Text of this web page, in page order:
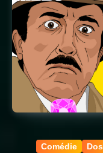
Comédie